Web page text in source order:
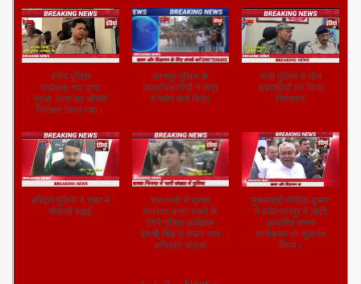
वरीय पुलिस
अधीक्षक,गया द्वारा
गुरुआ थाना का औचक
निरीक्षण किया गया।
कानपुर पुलिस के
आलाधिकारियों ने क्षेत्र
में फ्लैग मार्च किया
रांची पुलिस ने तीन
अपराधियों को किया
गिरफ्तार
हरिद्वार पुलिस ने शहर में
चौकसी बढ़ाई
श्रावस्ती में सुरक्षा
व्यवस्था बनाए रखने के
लिये पुलिस अधीक्षक
प्राची सिंह ने सघन गश्त
अभियान चलाया
मुख्यमंत्री नीतीश कुमार
ने बख्तियारपुर में जाति
आधारित गणना
कार्यक्रम का शुभारंभ
किया।